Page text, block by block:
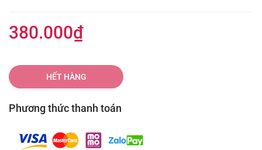
380.000₫
HẾT HÀNG
Phương thức thanh toán